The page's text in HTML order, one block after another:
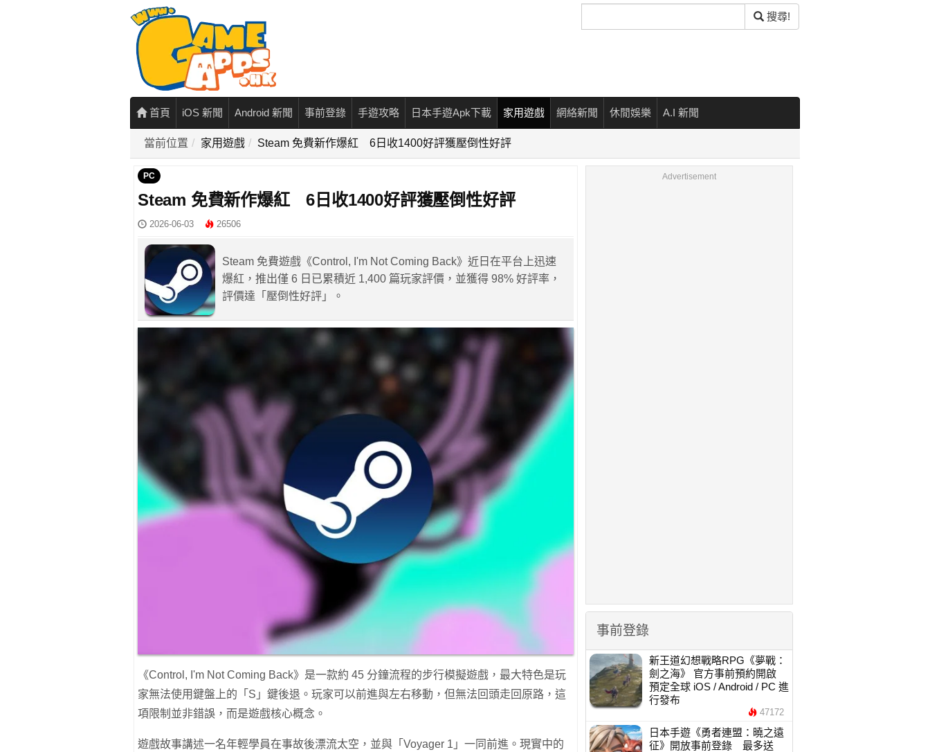
尋
搜尋!
首頁 iOS 新聞 Android 新聞 事前登錄 手遊攻略 日本手遊Apk下載 家用遊戲 網絡新聞 休閒娛樂 A.I 新聞
當前位置 家用遊戲 Steam 免費新作爆紅 6日收1400好評獲壓倒性好評
PC
Steam 免費新作爆紅 6日收1400好評獲壓倒性好評
2026-06-03 26506
Steam 免費遊戲《Control, I'm Not Coming Back》近日在平台上迅速
爆紅，推出僅 6 日已累積近 1,400 篇玩家評價，並獲得 98% 好評率，
評價達「壓倒性好評」。
《Control, I'm Not Coming Back》是一款約 45 分鐘流程的步行模擬遊戲，最大特色是玩
家無法使用鍵盤上的「S」鍵後退。玩家可以前進與左右移動，但無法回頭走回原路，這
項限制並非錯誤，而是遊戲核心概念。
遊戲故事講述一名年輕學員在事故後漂流太空，並與「Voyager 1」一同前進。現實中的
Advertisement
事前登錄
新王道幻想戰略RPG《夢戰：
劍之海》 官方事前預約開啟
預定全球 iOS / Android / PC 進
行發布
47172
日本手遊《勇者連盟：曉之遠
征》開放事前登錄 最多送